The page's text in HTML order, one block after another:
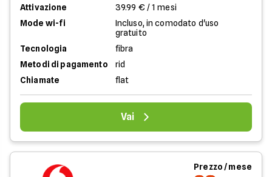
Attivazione
39.99 € / 1 mesi
Mode wi-fi
Incluso, in comodato d'uso
gratuito
Tecnologia
fibra
Metodi di pagamento
rid
Chiamate
flat
Vai
Prezzo / mese